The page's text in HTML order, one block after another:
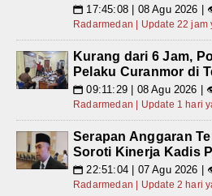
📅 17:45:08 | 08 Agu 2026 |
Radarmedan | Update 22 jam
Kurang dari 6 Jam,
Pelaku Curanmor di
📅 09:11:29 | 08 Agu 2026 |
Radarmedan | Update 1 hari
Serapan Anggaran
Soroti Kinerja Kadis
📅 22:51:04 | 07 Agu 2026 |
Radarmedan | Update 2 hari